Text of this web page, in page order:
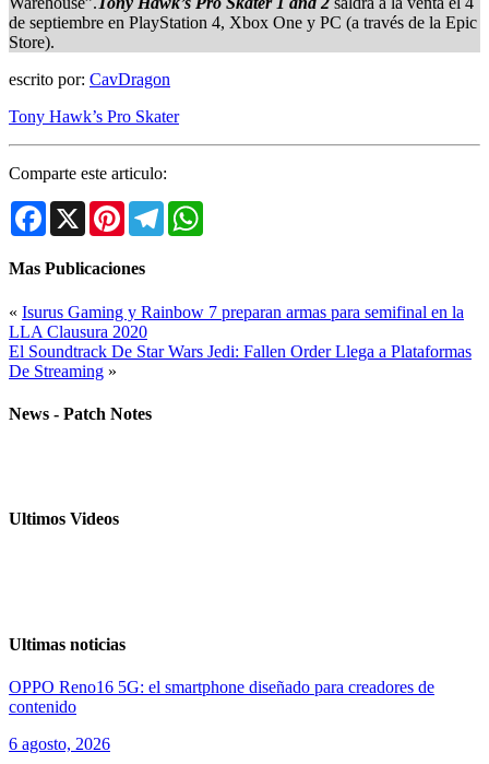
de septiembre en PlayStation 4, Xbox One y PC (a través de la Epic
Store).
escrito por: CavDragon
Tony Hawk’s Pro Skater
Comparte este articulo:
Facebook
X PinterestTelegram
Mas Publicaciones
« Isurus Gaming y Rainbow 7 preparan armas para semifinal en la
LLA Clausura 2020
El Soundtrack De Star Wars Jedi: Fallen Order Llega a Plataformas
De Streaming »
News - Patch Notes
Ultimos Videos
Ultimas noticias
OPPO Reno16 5G: el smartphone diseñado para creadores de
contenido
6 agosto, 2026